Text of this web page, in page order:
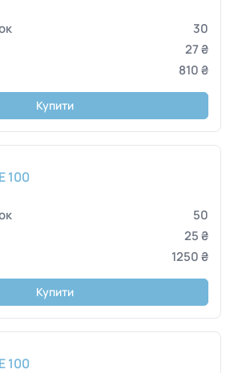
30
27 ₴
810 ₴
Купити
100
50
25 ₴
1250 ₴
Купити
100